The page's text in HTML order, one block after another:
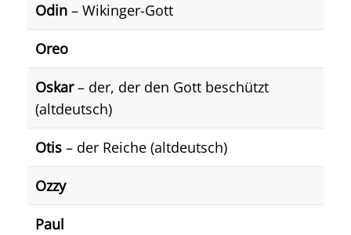
Odin – Wikinger-Gott
Oreo
Oskar– der, der den Gott beschützt
(altdeutsch)
Otis – der Reiche (altdeutsch)
Ozzy
Paul